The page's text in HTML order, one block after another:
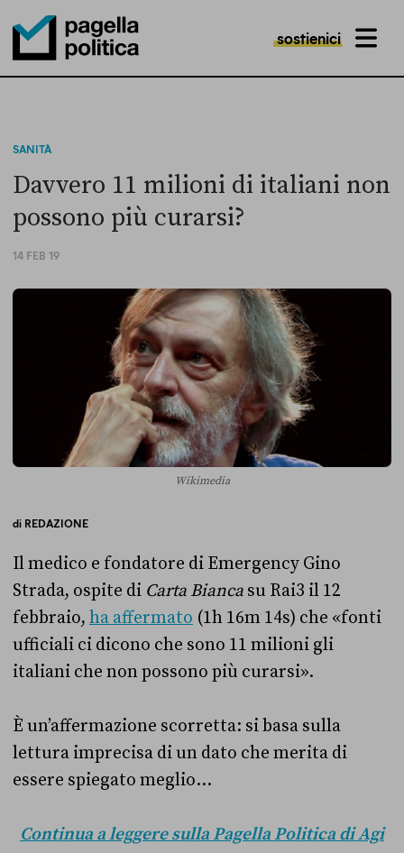
Pagella Politica Logo
sostienici MENU
SANITÀ
Davvero 11 milioni di italiani non
possono più curarsi?
14 FEB 19
Wikimedia
di REDAZIONE
Il medico e fondatore di Emergency Gino
Strada, ospite di Carta Bianca su Rai3 il 12
febbraio, ha affermato (1h 16m 14s) che «fonti
ufficiali ci dicono che sono 11 milioni gli
italiani che non possono più curarsi».
È un’affermazione scorretta: si basa sulla
lettura imprecisa di un dato che merita di
essere spiegato meglio…
Continua a leggere sulla Pagella Politica di Agi